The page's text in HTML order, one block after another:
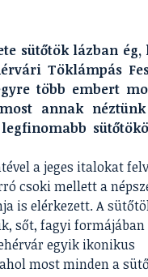
sütőtök lázban
Töklámpás
több embert
annak
a jeges italokat
csoki mellett a
is elérkezett. A
sőt, fagyi formájában
egyik ikonikus
most minden a